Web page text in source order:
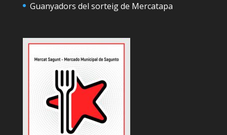
Guanyadors del sorteig de Mercatapa